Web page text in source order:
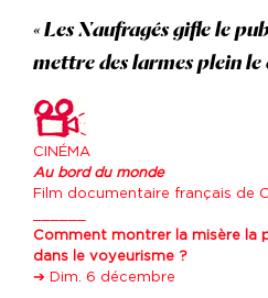
« Les Naufragés gifle le
mettre des larmes plein le
CINÉMA
Au bord du monde
Film documentaire français de
Comment montrer la misère la
dans le voyeurisme ?
➔ Dim. 6 décembre